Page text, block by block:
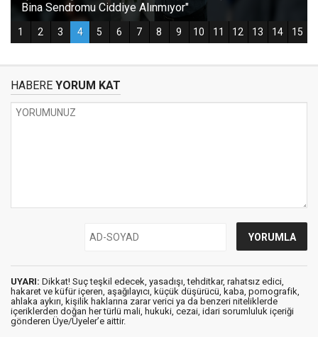
HABERE YORUM KAT
UYARI: Dikkat! Suç teşkil edecek, yasadışı, tehditkar, rahatsız edici,
hakaret ve küfür içeren, aşağılayıcı, küçük düşürücü, kaba, pornografik,
ahlaka aykırı, kişilik haklarına zarar verici ya da benzeri niteliklerde
içeriklerden doğan her türlü mali, hukuki, cezai, idari sorumluluk içeriği
gönderen Üye/Üyeler’e aittir.